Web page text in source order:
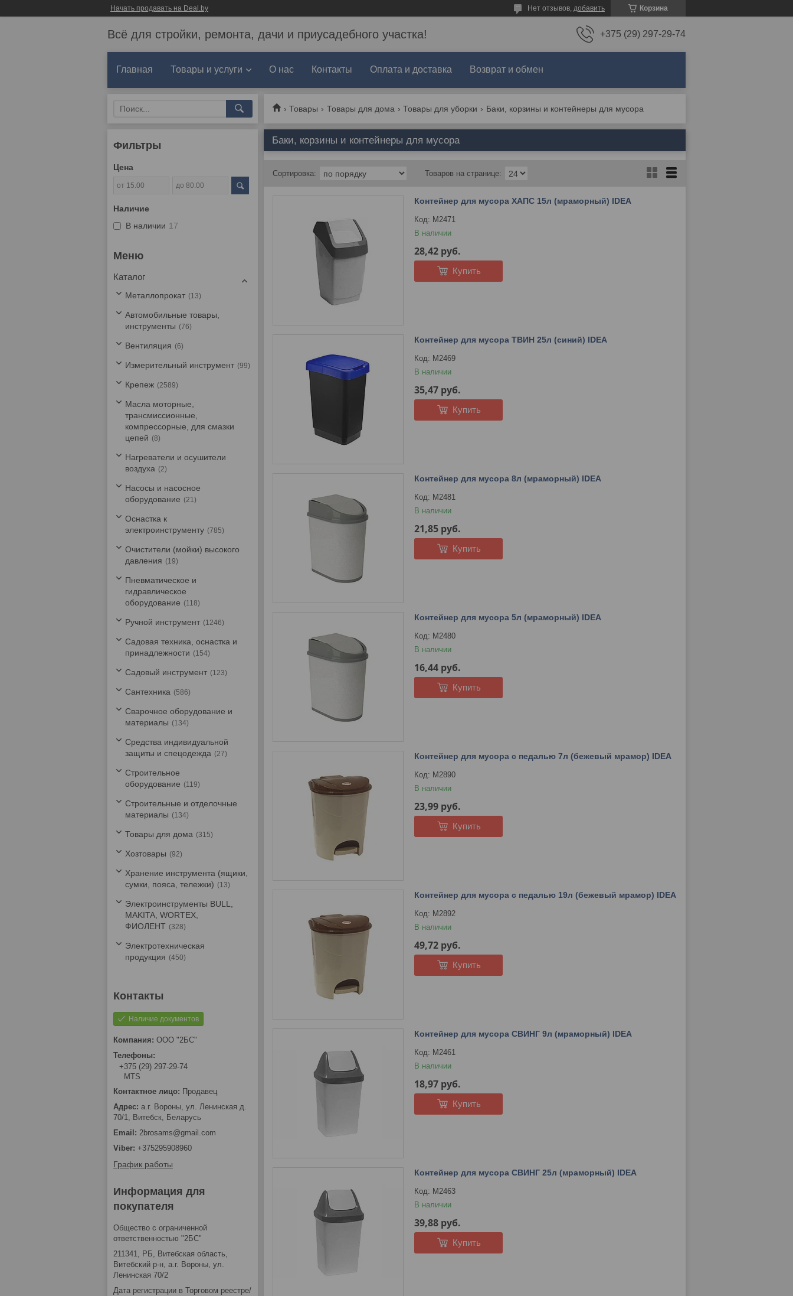
Начать продавать на Deal.by Корзина
Нет отзывов, добавить
Всё для стройки, ремонта, дачи и приусадебного участка! +375 (29) 297-29-74
Главная Товары и услуги О нас Контакты Оплата и доставка Возврат и обмен
Товары Товары для дома Товары для уборки Баки, корзины и контейнеры для мусора
Баки, корзины и контейнеры для мусора
Контейнер для мусора ХАПС 15л (мраморный) IDEA
М2471
В наличии
28,42 руб.
Купить
Контейнер для мусора ТВИН 25л (синий) IDEA
М2469
В наличии
35,47 руб.
Купить
Контейнер для мусора 8л (мраморный) IDEA
М2481
В наличии
21,85 руб.
Купить
Контейнер для мусора 5л (мраморный) IDEA
М2480
В наличии
16,44 руб.
Купить
Контейнер для мусора с педалью 7л (бежевый мрамор) IDEA
М2890
В наличии
23,99 руб.
Купить
Контейнер для мусора с педалью 19л (бежевый мрамор) IDEA
М2892
В наличии
49,72 руб.
Купить
Контейнер для мусора СВИНГ 9л (мраморный) IDEA
М2461
В наличии
18,97 руб.
Купить
Контейнер для мусора СВИНГ 25л (мраморный) IDEA
М2463
В наличии
39,88 руб.
Купить
Фильтры
Цена
Наличие
В наличии 17
Каталог
Металлопрокат 13
Автомобильные товары,
инструменты
76
Вентиляция 6
Измерительный инструмент 99
Крепеж 2589
Масла моторные,
трансмиссионные,
компрессорные, для смазки
цепей
8
Нагреватели и осушители
воздуха
2
Насосы и насосное
оборудование
21
Оснастка к
электроинструменту
785
Очистители (мойки) высокого
давления
19
Пневматическое и
гидравлическое
оборудование
118
Ручной инструмент 1246
Садовая техника, оснастка и
принадлежности
154
Садовый инструмент 123
Сантехника 586
Сварочное оборудование и
материалы
134
Средства индивидуальной
защиты и спецодежда
27
Строительное
оборудование
119
Строительные и отделочные
материалы
134
Товары для дома 315
Хозтовары 92
Хранение инструмента (ящики,
сумки, пояса, тележки)
13
Электроинструменты BULL,
MAKITA, WORTEX,
ФИОЛЕНТ
328
Электротехническая
продукция
450
Наличие документов
ООО "2БС"
+375 (29) 297-29-74
MTS
Продавец
а.г. Вороны, ул. Ленинская д.
70/1, Витебск, Беларусь
2brosams@gmail.com
+375295908960
График работы
Информация для
покупателя
Общество с ограниченной
ответственностью "2БС"
211341, РБ, Витебская область,
Витебский р-н, а.г. Вороны, ул.
Ленинская 70/2
Дата регистрации в Торговом реестре/